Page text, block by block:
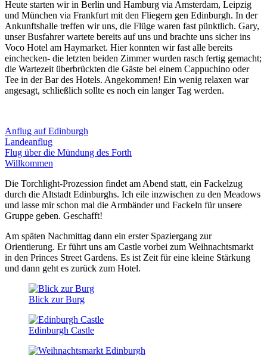
Heute starten wir in Berlin und Hamburg via Amsterdam, Leipzig
und München via Frankfurt mit den Fliegern gen Edinburgh. In der
Ankunftshalle treffen wir uns, die Flüge waren fast pünktlich. Gary,
unser Busfahrer wartete bereits auf uns und brachte uns sicher ins
Voco Hotel am Haymarket. Hier konnten wir fast alle bereits
einchecken- die letzten beiden Zimmer wurden rasch fertig gemacht;
die Wartezeit überbrückten die Gäste bei einem Cappuchino oder
Tee in der Bar des Hotels. Angekommen! Ein wenig relaxen war
angesagt, schließlich sollte es noch ein langer Tag werden.
Anflug auf Edinburgh
Landeanflug
Flug über die Mündung des Forth
Willkommen
Die Torchlight-Prozession findet am Abend statt, ein Fackelzug
durch die Altstadt Edinburghs. Ich eile inzwischen zu den Meadows
und lasse mir schon mal die Armbänder und Fackeln für unsere
Gruppe geben. Geschafft!
Am späten Nachmittag dann ein erster Spaziergang zur
Orientierung. Er führt uns am Castle vorbei zum Weihnachtsmarkt
in den Princes Street Gardens. Es ist Zeit für eine kleine Stärkung
und dann geht es zurück zum Hotel.
Blick zur Burg
Edinburgh Castle